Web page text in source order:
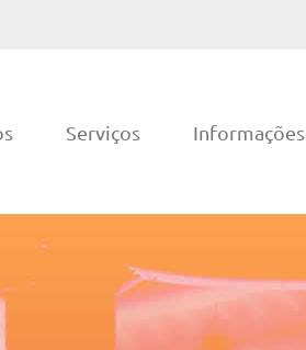
Serviços Informações